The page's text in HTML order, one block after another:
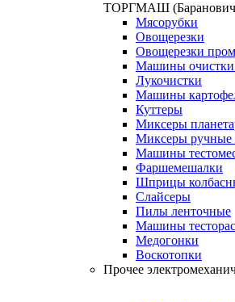
ТОРГМАШ
Мясорубки
Овощерезки
Овощерезки
Машины
Лукочистки
Машины
Куттеры
Миксеры
Миксеры ручные
Машины
Фаршемешалки
Шприцы
Слайсеры
Пилы ленточные
Машины
Медогонки
Воскотопки
Прочее